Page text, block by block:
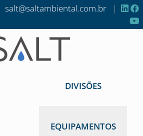
salt@saltambiental.com.br |
DIVISÕES
EQUIPAMENTOS